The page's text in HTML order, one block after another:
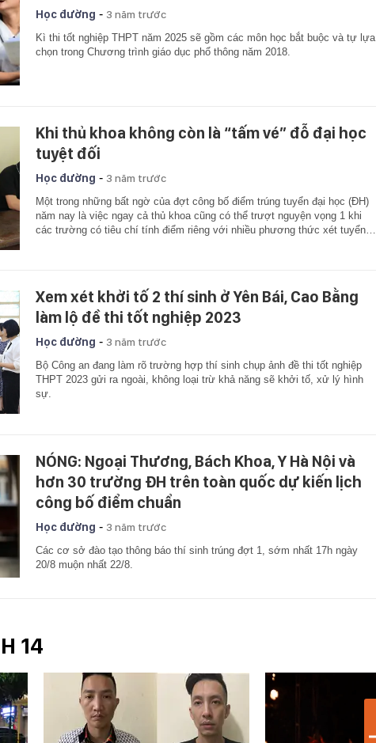
Học đường - 3 năm trước
Kì thi tốt nghiệp THPT năm 2025 sẽ gồm các môn học bắt buộc và tự lựa
chọn trong Chương trình giáo dục phổ thông năm 2018.
Khi thủ khoa không còn là “tấm vé” đỗ đại học
tuyệt đối
Học đường - 3 năm trước
Một trong những bất ngờ của đợt công bố điểm trúng tuyển đại học (ĐH)
năm nay là việc ngay cả thủ khoa cũng có thể trượt nguyện vọng 1 khi
các trường có tiêu chí tính điểm riêng với nhiều phương thức xét tuyển…
Xem xét khởi tố 2 thí sinh ở Yên Bái, Cao Bằng
làm lộ đề thi tốt nghiệp 2023
Học đường - 3 năm trước
Bộ Công an đang làm rõ trường hợp thí sinh chụp ảnh đề thi tốt nghiệp
THPT 2023 gửi ra ngoài, không loại trừ khả năng sẽ khởi tố, xử lý hình
sự.
NÓNG: Ngoại Thương, Bách Khoa, Y Hà Nội và
hơn 30 trường ĐH trên toàn quốc dự kiến lịch
công bố điểm chuẩn
Học đường - 3 năm trước
Các cơ sở đào tạo thông báo thí sinh trúng đợt 1, sớm nhất 17h ngày
20/8 muộn nhất 22/8.
14